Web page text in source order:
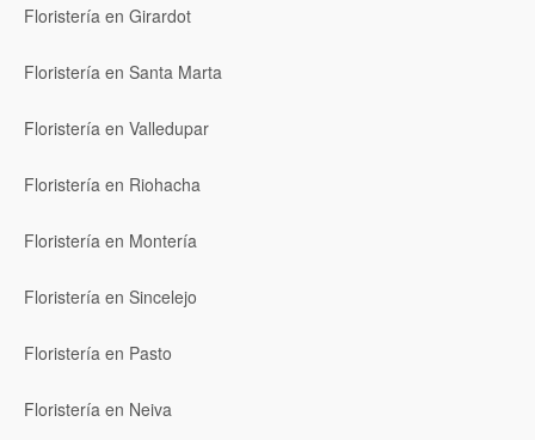
Floristería en Girardot
Floristería en Santa Marta
Floristería en Valledupar
Floristería en Riohacha
Floristería en Montería
Floristería en Sincelejo
Floristería en Pasto
Floristería en Neiva